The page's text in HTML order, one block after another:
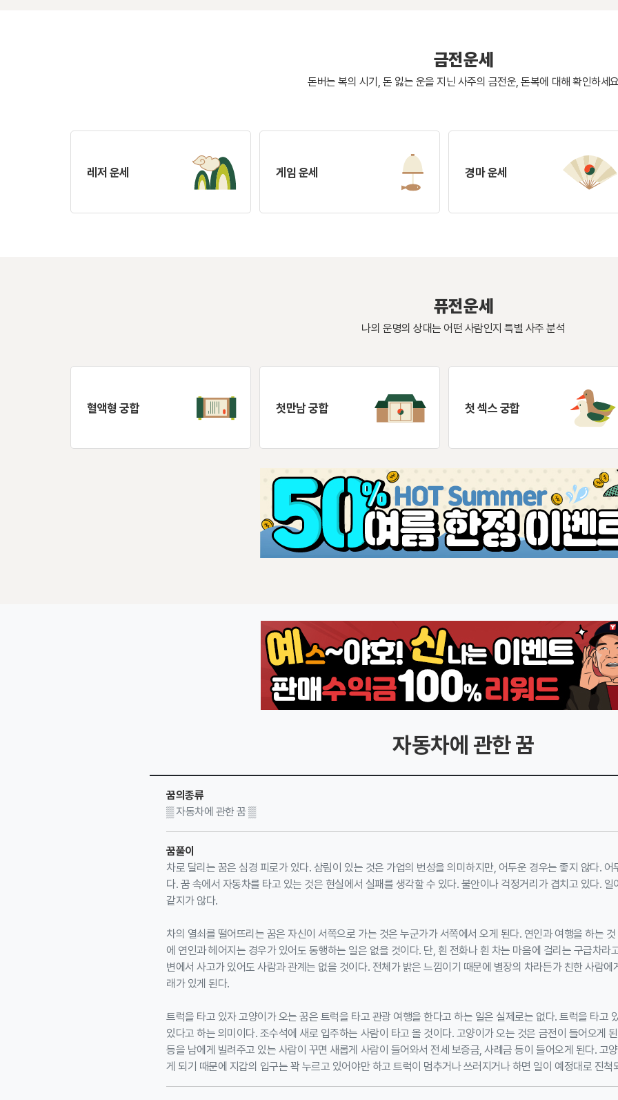
금전운세
돈버는 복의 시기, 돈 잃는 운을 지닌 사주의 금전운, 돈복에 대해 확인하세
레저 운세 게임 운세 경마 운세
퓨전운세
나의 운명의 상대는 어떤 사람인지 특별 사주 분석
혈액형 궁합 첫만남 궁합 첫 섹스 궁합
자동차에 관한 꿈
꿈의종류
▒ 자동차에 관한 꿈 ▒
꿈풀이
차로 달리는 꿈은 심경 피로가 있다. 삼림이 있는 것은 가업의 번성을 의미하지만, 어두운 경우는 좋지 않다.
다. 꿈 속에서 자동차를 타고 있는 것은 현실에서 실패를 생각할 수 있다. 불안이나 걱정거리가 겹치고 있다.
같지가 않다.
차의 열쇠를 떨어뜨리는 꿈은 자신이 서쪽으로 가는 것은 누군가가 서쪽에서 오게 된다. 연인과 여행을 하는
에 연인과 헤어지는 경우가 있어도 동행하는 일은 없을 것이다. 단, 흰 전화나 흰 차는 마음에 걸리는 구급차라
변에서 사고가 있어도 사람과 관계는 없을 것이다. 전체가 밝은 느낌이기 때문에 별장의 차라든가 친한 사람
래가 있게 된다.
트럭을 타고 있자 고양이가 오는 꿈은 트럭을 타고 관광 여행을 한다고 하는 일은 실제로는 없다. 트럭을 타고
있다고 하는 의미이다. 조수석에 새로 입주하는 사람이 타고 올 것이다. 고양이가 오는 것은 금전이 들어오게
등을 남에게 빌려주고 있는 사람이 꾸면 새롭게 사람이 들어와서 전세 보증금, 사례금 등이 들어오게 된다. 고
게 되기 때문에 지갑의 입구는 꽉 누르고 있어야만 하고 트럭이 멈추거나 쓰러지거나 하면 일이 예정대로 진척